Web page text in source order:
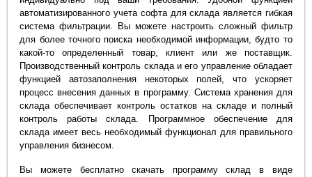
автоматизированного учета софта для склада является гибкая
система фильтрации. Вы можете настроить сложный фильтр
для более точного поиска необходимой информации, будто то
какой-то определенный товар, клиент или же поставщик.
Производственный контроль склада и его управление обладает
функцией автозаполнения некоторых полей, что ускоряет
процесс внесения данных в программу. Система хранения для
склада обеспечивает контроль остатков на складе и полный
контроль работы склада. Программное обеспечение для
склада имеет весь необходимый функционал для правильного
управления бизнесом.
Вы можете бесплатно скачать программу склад в виде